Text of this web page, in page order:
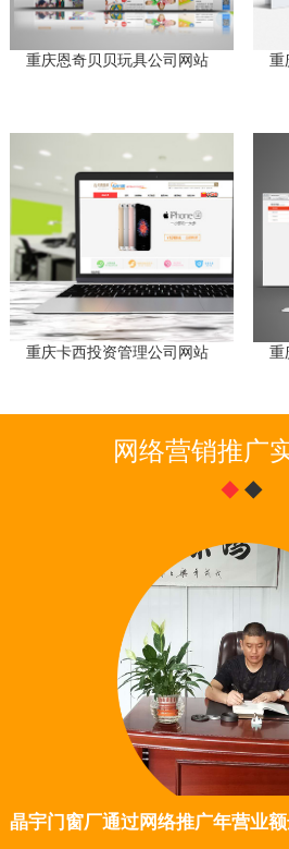
重庆恩奇贝贝玩具公司网站 重
重庆卡西投资管理公司网站 重
网络营销推广
晶宇门窗厂通过网络推广年营业